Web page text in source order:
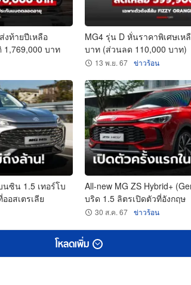
งท้ายปีเหลือ
1,769,000 บาท
MG4 รุ่น D หั่นราคาพิเศษเห
บาท (ส่วนลด 110,000 บาท)
13 พ.ย. 67 ข่าวร้อน
นซิน 1.5 เทอร์โบ
อสเตรเลีย
All-new MG ZS Hybrid+
บริด 1.5 ลิตรเปิดตัวที่อังกฤษ
30 ส.ค. 67 ข่าวร้อน
โหลดเพิ่ม